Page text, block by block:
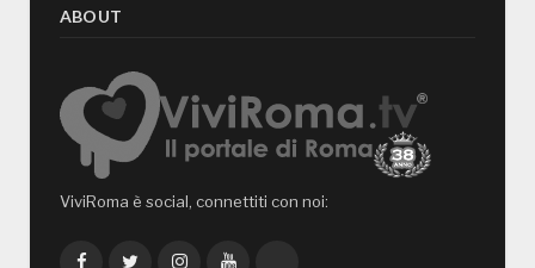
ABOUT
ViviRoma è social, connettiti con noi:
FacebookTwitterInstagramYouTube